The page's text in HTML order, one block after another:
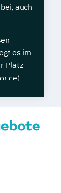
auch
es im
Platz